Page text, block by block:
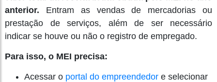
anterior. Entram as vendas de mercadorias ou
prestação de serviços, além de ser necessário
indicar se houve ou não o registro de empregado.
Para isso, o MEI precisa:
Acessar o portal do empreendedor e selecionar